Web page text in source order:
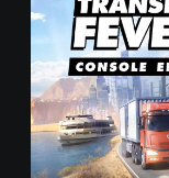
a
n
p
o
r
t
F